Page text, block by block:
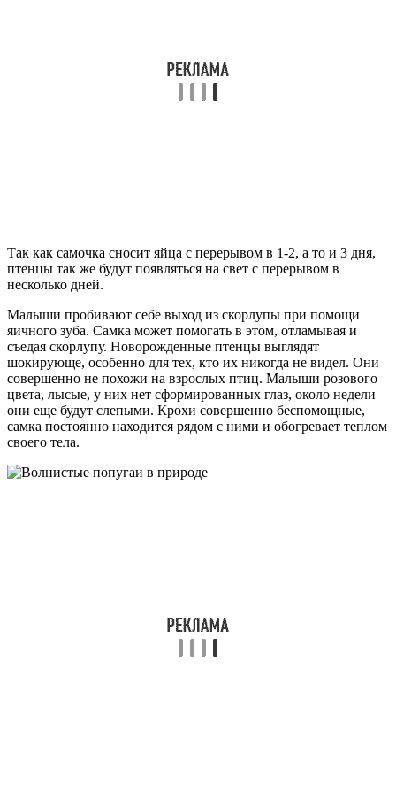
Так как самочка сносит яйца с перерывом в 1-2, а то и 3 дня,
птенцы так же будут появляться на свет с перерывом в
несколько дней.
Малыши пробивают себе выход из скорлупы при помощи
яичного зуба. Самка может помогать в этом, отламывая и
съедая скорлупу. Новорожденные птенцы выглядят
шокирующе, особенно для тех, кто их никогда не видел. Они
совершенно не похожи на взрослых птиц. Малыши розового
цвета, лысые, у них нет сформированных глаз, около недели
они еще будут слепыми. Крохи совершенно беспомощные,
самка постоянно находится рядом с ними и обогревает теплом
своего тела.